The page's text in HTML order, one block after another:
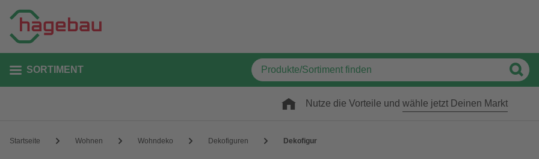
SORTIMENT
Nutze die Vorteile und wähle jetzt Deinen Markt
Startseite Wohnen Wohndeko Dekofiguren Dekofigur